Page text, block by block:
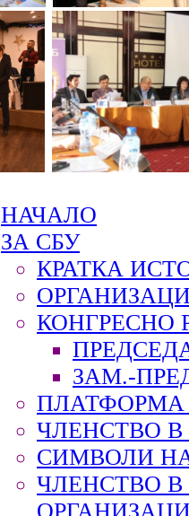
НАЧАЛО
ЗА СБУ
КРАТКА
КОНГРЕСНО
ЗАМ.-
ПЛАТФОРМА
ЧЛЕНСТВО В
СИМВОЛИ
ЧЛЕНСТВО